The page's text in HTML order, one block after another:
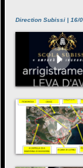
Direction Subissi | 16/